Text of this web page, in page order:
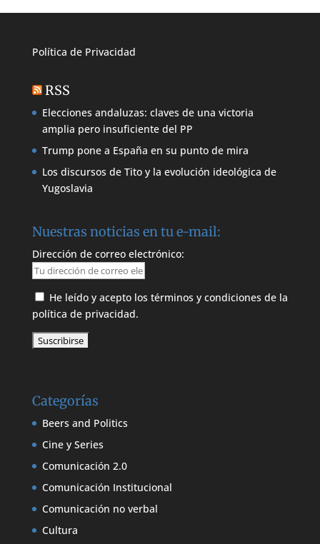
Política de Privacidad
RSS
Elecciones andaluzas: claves de una victoria
amplia pero insuficiente del PP
Trump pone a España en su punto de mira
Los discursos de Tito y la evolución ideológica de
Yugoslavia
Nuestras noticias en tu e-mail:
Dirección de correo electrónico:
He leído y acepto los términos y condiciones de la
política de privacidad.
Categorías
Beers and Politics
Cine y Series
Comunicación 2.0
Comunicación Institucional
Comunicación no verbal
Cultura